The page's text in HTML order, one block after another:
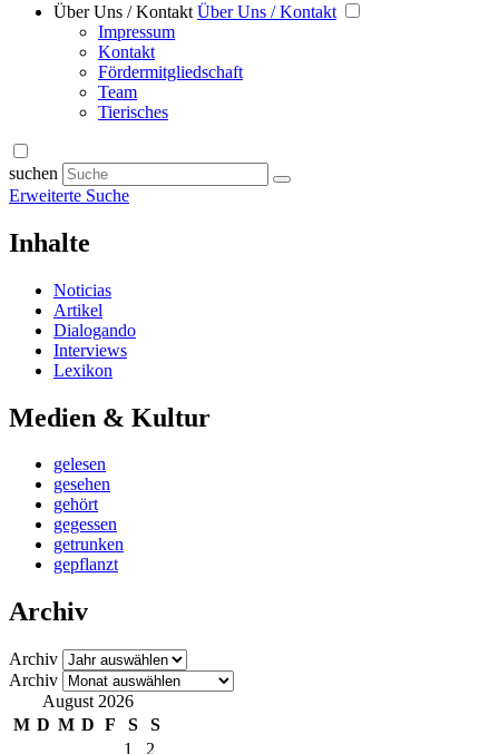
Über Uns / Kontakt Über Uns / Kontakt
Impressum
Kontakt
Fördermitgliedschaft
Team
Tierisches
suchen
Erweiterte Suche
Inhalte
Noticias
Artikel
Dialogando
Interviews
Lexikon
Medien & Kultur
gelesen
gesehen
gehört
gegessen
getrunken
gepflanzt
Archiv
Archiv
Archiv
August 2026
M D M D F S
S
1
2